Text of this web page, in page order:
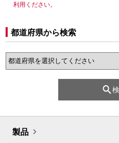
利用ください。
都道府県から検索
製品